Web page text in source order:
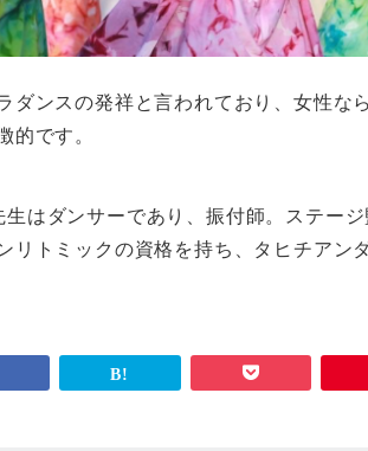
ダンスの発祥と言われており、女性な
的です。
はダンサーであり、振付師。ステー
リトミックの資格を持ち、タヒチアン